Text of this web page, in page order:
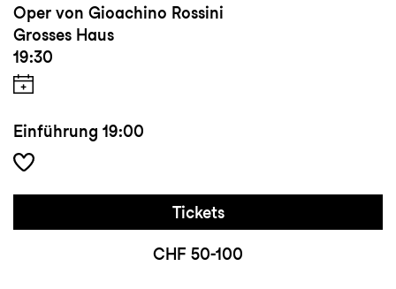
Oper von Gioachino Rossini
Grosses Haus
19:30
Einführung 19:00
Tickets
CHF 50-100